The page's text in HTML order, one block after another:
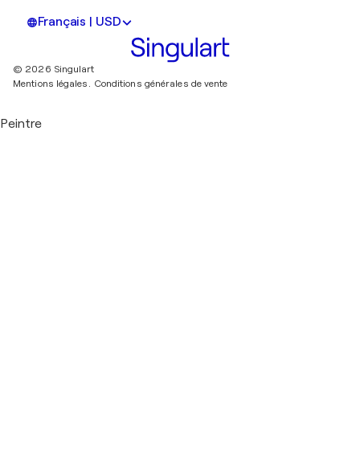
Français | USD
© 2026 Singulart
Mentions légales. Conditions générales de vente
Peintre